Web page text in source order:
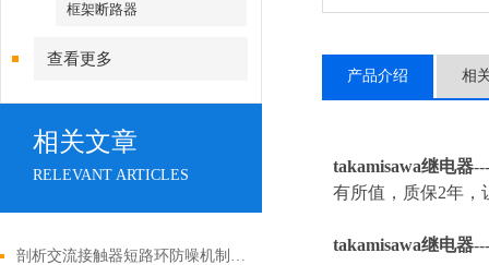
框架断路器
查看更多
相关文章
RELEVANT ARTICLES
剖析交流接触器短路环防噪机制与电气安全操作红线
产品介绍 相
takamisawa继电器
有所值，质保2年，
takamisawa继电器---